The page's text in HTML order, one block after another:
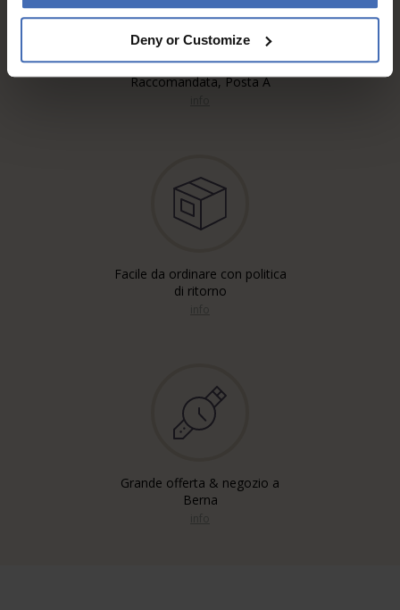
Deny or Customize
Spedizione gratuita'*
Raccomandata, Posta A
Facile da ordinare con politica
di ritorno
Grande offerta & negozio a
Berna